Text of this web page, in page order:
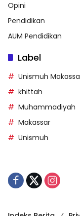
Opini
Pendidikan
AUM Pendidikan
Label
Unismuh
khittah
Muhammadiyah
Makassar
Unismuh